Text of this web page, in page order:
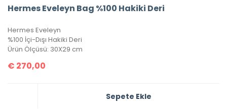
Hermes Eveleyn Bag %100 Hakiki Deri
Hermes Eveleyn
%100 İçi-Dışı Hakiki Deri
Ürün Ölçüsü: 30X29 cm
€ 270,00
Sepete Ekle